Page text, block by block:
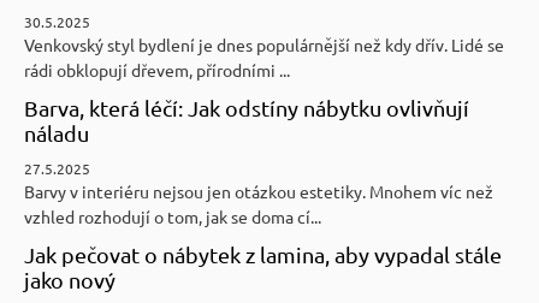
30.5.2025
Venkovský styl bydlení je dnes populárnější než kdy dřív. Lidé se
rádi obklopují dřevem, přírodními ...
Barva, která léčí: Jak odstíny nábytku ovlivňují
náladu
27.5.2025
Barvy v interiéru nejsou jen otázkou estetiky. Mnohem víc než
vzhled rozhodují o tom, jak se doma cí...
Jak pečovat o nábytek z lamina, aby vypadal stále
jako nový